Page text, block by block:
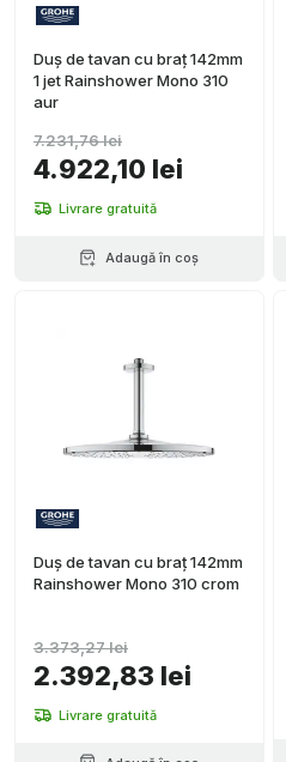
Duș de tavan cu braț 142mm
1 jet Rainshower Mono 310
aur
4.922,10 lei
7.231,76 lei
Livrare gratuită
Adaugă în coș
Duș de tavan cu braț 142mm
Rainshower Mono 310 crom
2.392,83 lei
3.373,27 lei
Livrare gratuită